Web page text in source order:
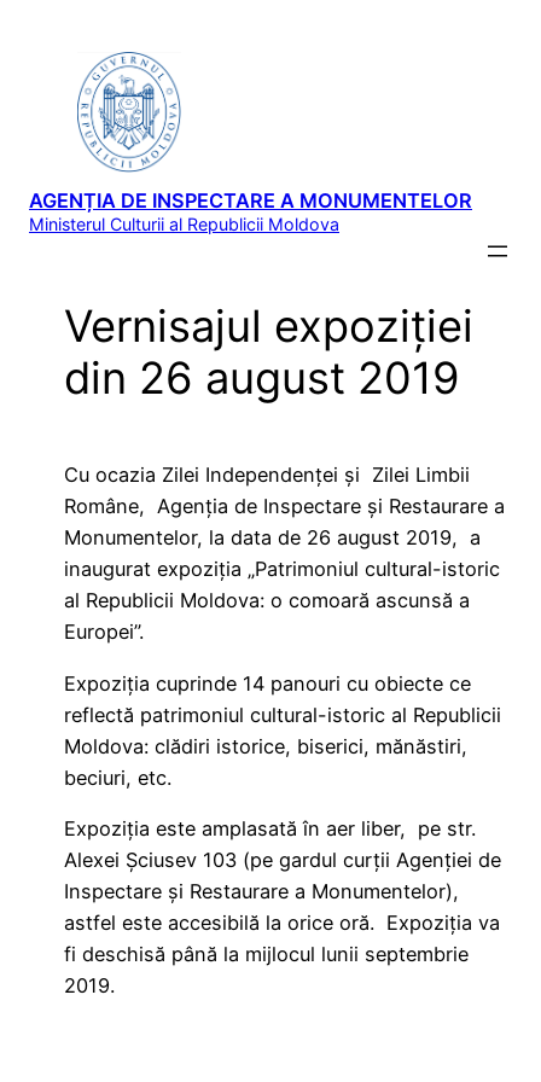
AGENȚIA DE INSPECTARE A MONUMENTELOR
Ministerul Culturii al Republicii Moldova
Vernisajul expoziției
din 26 august 2019
Cu ocazia Zilei Independenței și Zilei Limbii
Române, Agenția de Inspectare și Restaurare a
Monumentelor, la data de 26 august 2019, a
inaugurat expoziția „Patrimoniul cultural-istoric
al Republicii Moldova: o comoară ascunsă a
Europei”.
Expoziția cuprinde 14 panouri cu obiecte ce
reflectă patrimoniul cultural-istoric al Republicii
Moldova: clădiri istorice, biserici, mănăstiri,
beciuri, etc.
Expoziția este amplasată în aer liber, pe str.
Alexei Șciusev 103 (pe gardul curții Agenției de
Inspectare și Restaurare a Monumentelor),
astfel este accesibilă la orice oră. Expoziția va
fi deschisă până la mijlocul lunii septembrie
2019.